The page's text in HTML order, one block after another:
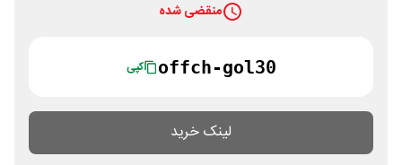
منقضی شده
offch-gol30 کپی
لینک خرید